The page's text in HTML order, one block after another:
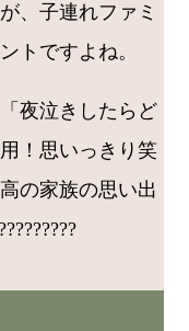
、子連れファミ
トですよね。
夜泣きしたらど
！思いっきり笑
の家族の思い出